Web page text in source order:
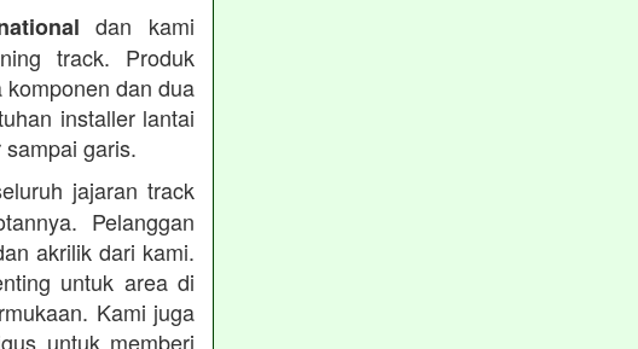
dan kami
track. Produk
dan dua
installer lantai
garis.
jajaran track
Pelanggan
akrilik dari kami.
untuk area di
Kami juga
untuk memberi